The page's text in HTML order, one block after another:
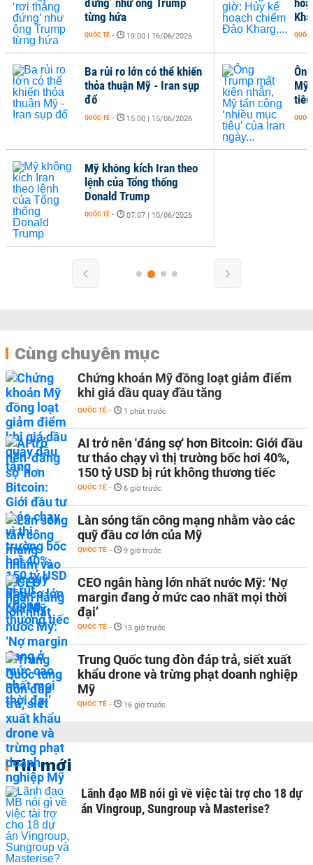
từng hứa
QUỐC TẾ - 19:00 | 16/06/2026
Ba rủi ro lớn có thể khiến
thỏa thuận Mỹ - Iran sụp
đổ
QUỐC TẾ - 15:00 | 15/06/2026
QUỐC
Mỹ
QUỐC
Mỹ không kích Iran theo
lệnh của Tổng thống
Donald Trump
QUỐC TẾ - 07:07 | 10/06/2026
Cùng chuyên mục
Chứng khoán Mỹ đồng loạt giảm điểm
khi giá dầu quay đầu tăng
QUỐC TẾ - 1 phút trước
AI trở nên 'đáng sợ' hơn Bitcoin: Giới đầu
tư tháo chạy vì thị trường bốc hơi 40%,
150 tỷ USD bị rút không thương tiếc
QUỐC TẾ - 6 giờ trước
Làn sóng tấn công mạng nhằm vào các
quỹ đầu cơ lớn của Mỹ
QUỐC TẾ - 9 giờ trước
CEO ngân hàng lớn nhất nước Mỹ: ‘Nợ
margin đang ở mức cao nhất mọi thời
đại’
QUỐC TẾ - 13 giờ trước
Trung Quốc tung đòn đáp trả, siết xuất
khẩu drone và trừng phạt doanh nghiệp
Mỹ
QUỐC TẾ - 16 giờ trước
Tin mới
Lãnh đạo MB nói gì về việc tài trợ cho 18 dự
án Vingroup, Sungroup và Masterise?